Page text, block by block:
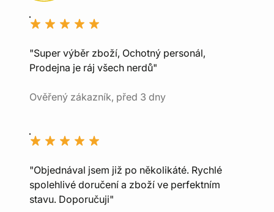
"Super výběr zboží, Ochotný personál,
Prodejna je ráj všech nerdů"
Ověřený zákazník, před 3 dny
"Objednával jsem již po několikáté. Rychlé
spolehlivé doručení a zboží ve perfektním
stavu. Doporučuji"